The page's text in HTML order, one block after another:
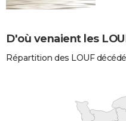
D'où venaient les
Répartition des LOUF